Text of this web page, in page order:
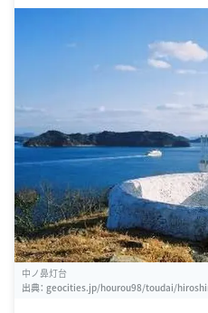
6648817/
中ノ鼻灯台
出典： geocities.jp/hourou98/toudai/